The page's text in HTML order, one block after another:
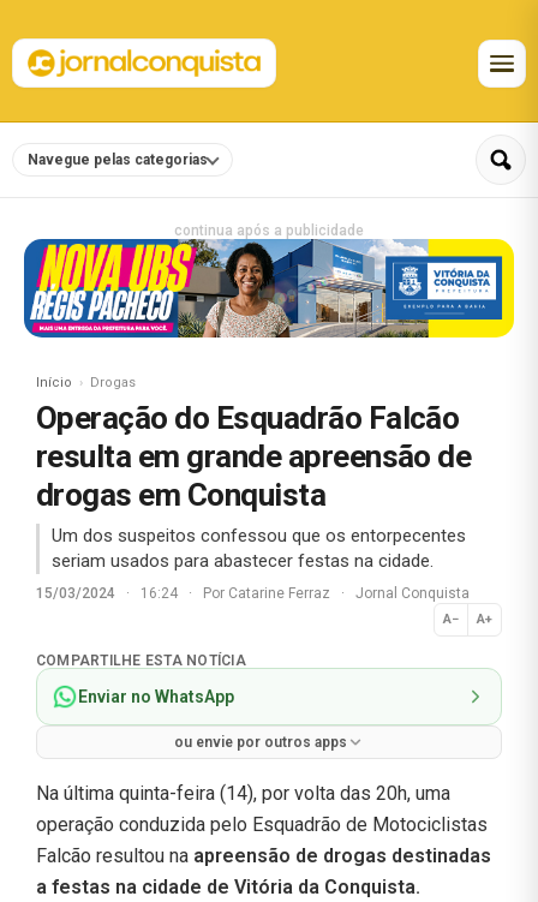
Navegue pelas categorias
continua após a publicidade
Início Drogas
Operação do Esquadrão Falcão
resulta em grande apreensão de
drogas em Conquista
Um dos suspeitos confessou que os entorpecentes
seriam usados para abastecer festas na cidade.
15/03/2024 · 16:24 · Por Catarine Ferraz · Jornal Conquista
A− A+
Normal
COMPARTILHE ESTA NOTÍCIA
Enviar no WhatsApp
ou envie por outros apps
Na última quinta-feira (14), por volta das 20h, uma
operação conduzida pelo Esquadrão de Motociclistas
Falcão resultou na apreensão de drogas destinadas
a festas na cidade de Vitória da Conquista.